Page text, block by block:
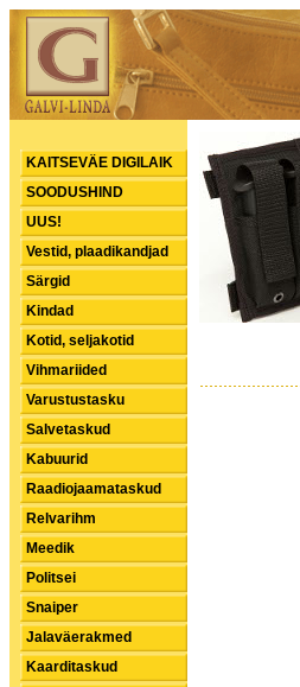
KAITSEVÄE DIGILAIK
SOODUSHIND
UUS!
Vestid, plaadikandjad
Särgid
Kindad
Kotid, seljakotid
Vihmariided
Varustustasku
Salvetaskud
Kabuurid
Raadiojaamataskud
Relvarihm
Meedik
Politsei
Snaiper
Jalaväerakmed
Kaarditaskud